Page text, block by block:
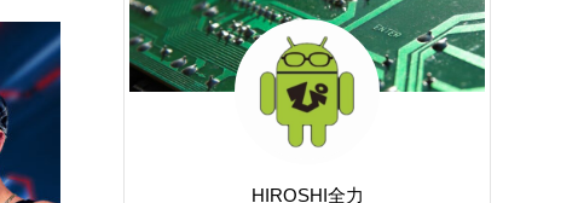
HIROSHI全力